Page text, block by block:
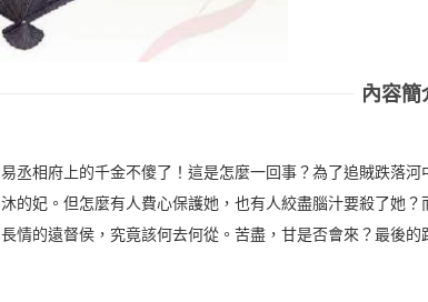
內容簡
易丞相府上的千金不傻了！這是怎麼一回事？為了追賊跌落
沐的妃。但怎麼有人費心保護她，也有人絞盡腦汁要殺了她
長情的遠督侯，究竟該何去何從。苦盡，甘是否會來？最後的